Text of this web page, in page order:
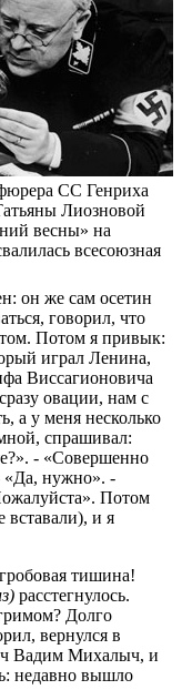
СС Генриха
Лиозновой
весны» на
всесоюзная
он же сам осетин
говорил, что
том. Потом я привык:
играл Ленина,
Виссагионовича
овации, нам с
а у меня несколько
спрашивал:
- «Совершенно
«Да, нужно». -
Потом
вставали), и я
тишина!
расстегнулось.
Долго
вернулся в
Вадим Михалыч, и
недавно вышло